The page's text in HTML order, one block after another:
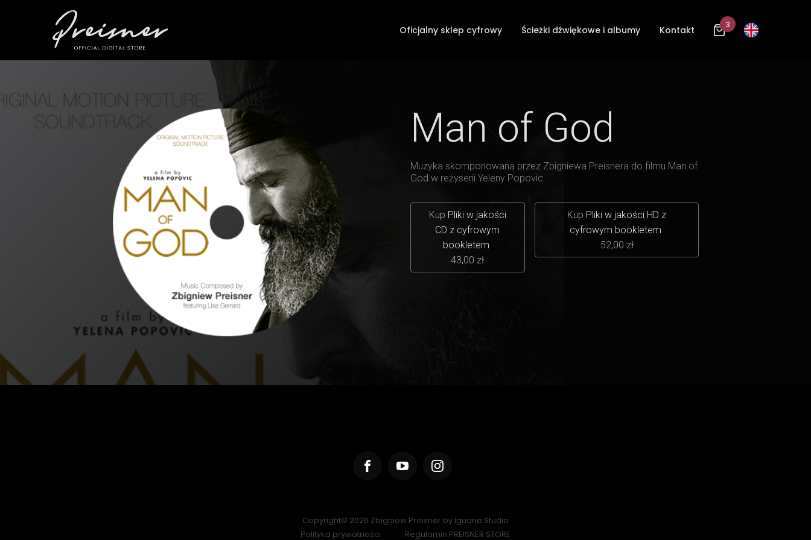
Oficjalny sklep cyfrowy Ścieżki dźwiękowe i albumy Kontakt 3
Man of God
Muzyka skomponowana przez Zbigniewa Preisnera do filmu Man of
God w reżyserii Yeleny Popovic.
Kup Pliki w jakości
CD z cyfrowym
bookletem
43,00 zł
Kup Pliki w jakości HD z
cyfrowym bookletem
52,00 zł
Copyright© 2026 Zbigniew Preisner by Iguana Studio
Polityka prywatności
Regulamin PREISNER STORE